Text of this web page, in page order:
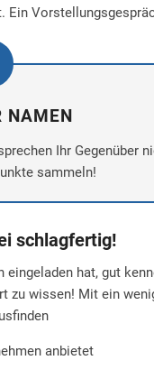
Ein
NAMEN
Ihr Gegenüber
sammeln!
schlagfertig!
eingeladen hat, gut
zu wissen! Mit ein
anbietet